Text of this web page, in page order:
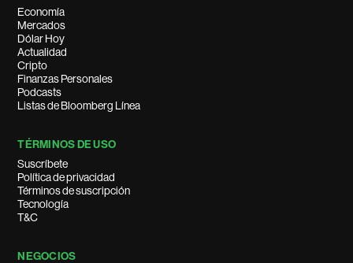
Economía
Mercados
Dólar Hoy
Actualidad
Cripto
Finanzas Personales
Podcasts
Listas de Bloomberg Línea
TÉRMINOS DE USO
Suscríbete
Política de privacidad
Términos de suscripción
Tecnología
T&C
NEGOCIOS